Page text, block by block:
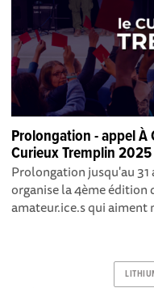
Prolongation - appel À
Curieux Tremplin 2025
Prolongation jusqu'au
organise la 4ème
amateur.ice.s qui aiment